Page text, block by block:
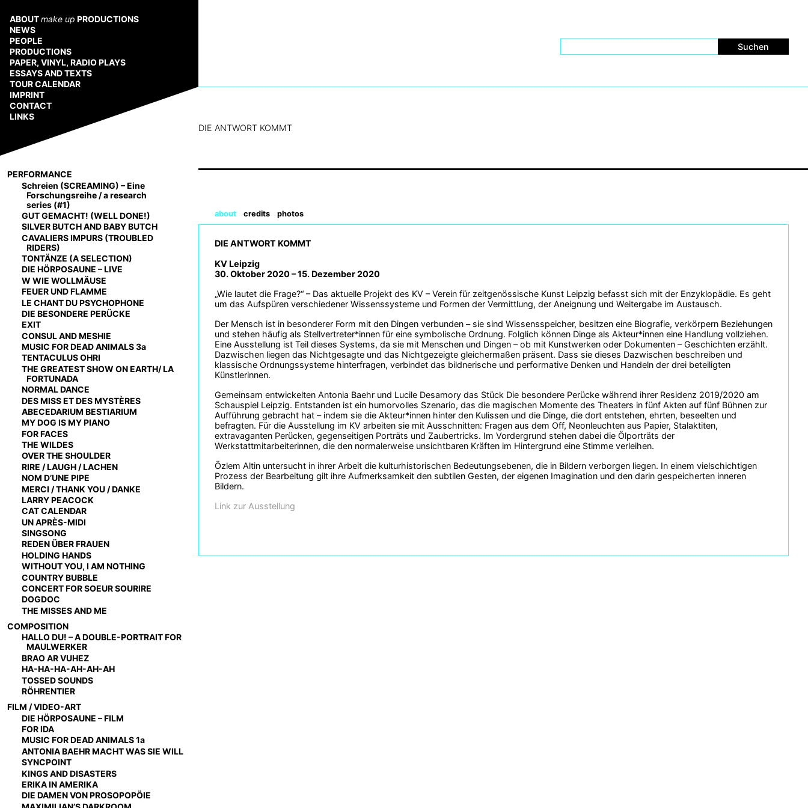
Inhalt
springen
ABOUTmake up PRODUCTIONS
NEWS
PEOPLE
PRODUCTIONS
PAPER, VINYL, RADIO PLAYS
ESSAYS AND TEXTS
TOUR CALENDAR
IMPRINT
CONTACT
LINKS
PERFORMANCE
Schreien (SCREAMING) – Eine
Forschungsreihe / a research
series (#1)
GUT GEMACHT! (WELL DONE!)
SILVER BUTCH AND BABY BUTCH
CAVALIERS IMPURS (TROUBLED
RIDERS)
TONTÄNZE (A SELECTION)
DIE HÖRPOSAUNE – LIVE
W WIE WOLLMÄUSE
FEUER UND FLAMME
LE CHANT DU PSYCHOPHONE
DIE BESONDERE PERÜCKE
EXIT
CONSUL AND MESHIE
MUSIC FOR DEAD ANIMALS 3a
TENTACULUS OHRI
THE GREATEST SHOW ON EARTH/ LA
FORTUNADA
NORMAL DANCE
DES MISS ET DES MYSTÈRES
ABECEDARIUM BESTIARIUM
MY DOG IS MY PIANO
FOR FACES
THE WILDES
OVER THE SHOULDER
RIRE / LAUGH / LACHEN
NOM D’UNE PIPE
MERCI / THANK YOU / DANKE
LARRY PEACOCK
CAT CALENDAR
UN APRÈS-MIDI
SINGSONG
REDEN ÜBER FRAUEN
HOLDING HANDS
WITHOUT YOU, I AM NOTHING
COUNTRY BUBBLE
CONCERT FOR SOEUR SOURIRE
DOGDOC
THE MISSES AND ME
COMPOSITION
HALLO DU! – A DOUBLE-PORTRAIT FOR
MAULWERKER
BRAO AR VUHEZ
HA-HA-HA-AH-AH-AH
TOSSED SOUNDS
RÖHRENTIER
FILM / VIDEO-ART
DIE HÖRPOSAUNE – FILM
FOR IDA
MUSIC FOR DEAD ANIMALS 1a
ANTONIA BAEHR MACHT WAS SIE WILL
SYNCPOINT
KINGS AND DISASTERS
ERIKA IN AMERIKA
DIE DAMEN VON PROSOPOPÖIE
DIE ANTWORT KOMMT
about credits photos
DIE ANTWORT KOMMT
KV Leipzig
30. Oktober 2020 – 15. Dezember 2020
„Wie lautet die Frage?“ – Das aktuelle Projekt des KV – Verein für zeitgenössische Kunst Leipzig befasst sich mit der Enzyklopädie. Es geht
um das Aufspüren verschiedener Wissenssysteme und Formen der Vermittlung, der Aneignung und Weitergabe im Austausch.
Der Mensch ist in besonderer Form mit den Dingen verbunden – sie sind Wissensspeicher, besitzen eine Biografie, verkörpern Beziehungen
und stehen häufig als Stellvertreter*innen für eine symbolische Ordnung. Folglich können Dinge als Akteur*innen eine Handlung vollziehen.
Eine Ausstellung ist Teil dieses Systems, da sie mit Menschen und Dingen – ob mit Kunstwerken oder Dokumenten – Geschichten erzählt.
Dazwischen liegen das Nichtgesagte und das Nichtgezeigte gleichermaßen präsent. Dass sie dieses Dazwischen beschreiben und
klassische Ordnungssysteme hinterfragen, verbindet das bildnerische und performative Denken und Handeln der drei beteiligten
Künstlerinnen.
Gemeinsam entwickelten Antonia Baehr und Lucile Desamory das Stück Die besondere Perücke während ihrer Residenz 2019/2020 am
Schauspiel Leipzig. Entstanden ist ein humorvolles Szenario, das die magischen Momente des Theaters in fünf Akten auf fünf Bühnen zur
Aufführung gebracht hat – indem sie die Akteur*innen hinter den Kulissen und die Dinge, die dort entstehen, ehrten, beseelten und
befragten. Für die Ausstellung im KV arbeiten sie mit Ausschnitten: Fragen aus dem Off, Neonleuchten aus Papier, Stalaktiten,
extravaganten Perücken, gegenseitigen Porträts und Zaubertricks. Im Vordergrund stehen dabei die Ölporträts der
Werkstattmitarbeiterinnen, die den normalerweise unsichtbaren Kräften im Hintergrund eine Stimme verleihen.
Özlem Altin untersucht in ihrer Arbeit die kulturhistorischen Bedeutungsebenen, die in Bildern verborgen liegen. In einem vielschichtigen
Prozess der Bearbeitung gilt ihre Aufmerksamkeit den subtilen Gesten, der eigenen Imagination und den darin gespeicherten inneren
Bildern.
Link zur Ausstellung